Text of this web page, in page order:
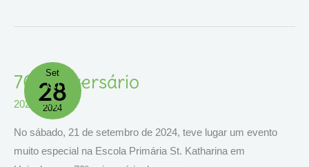
Set
28
2024
70º aniversário
2024 ,eventos
No sábado, 21 de setembro de 2024, teve lugar um evento
muito especial na Escola Primária St. Katharina em
70º
Aniversário